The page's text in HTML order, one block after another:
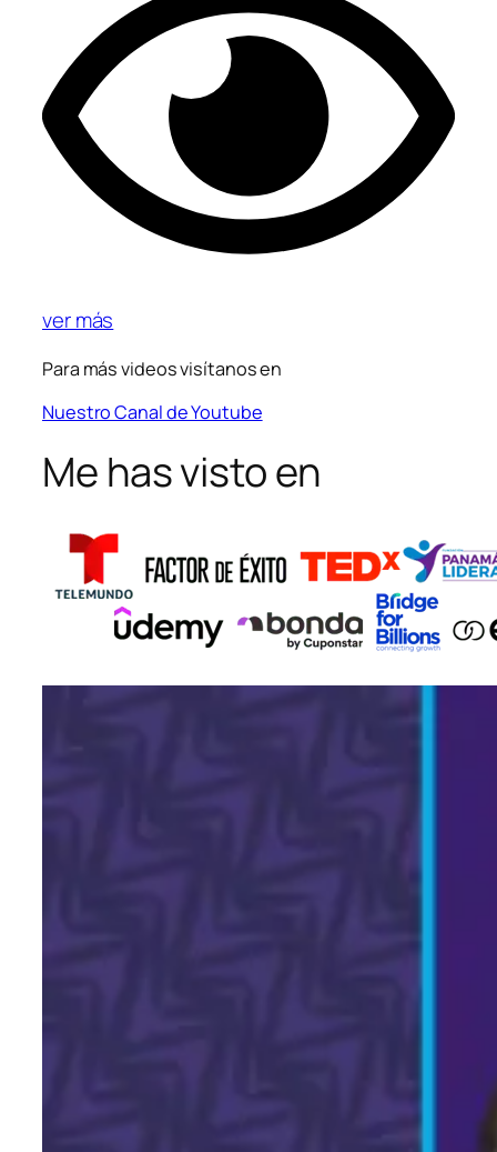
ver más
Para más videos visítanos en
Nuestro Canal de Youtube
Me has visto en